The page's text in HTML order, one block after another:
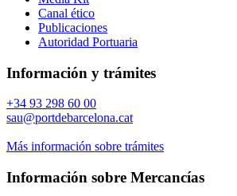
Canal ético
Publicaciones
Autoridad Portuaria
Información y trámites
+34 93 298 60 00
sau@portdebarcelona.cat
Más información sobre trámites
Información sobre Mercancías